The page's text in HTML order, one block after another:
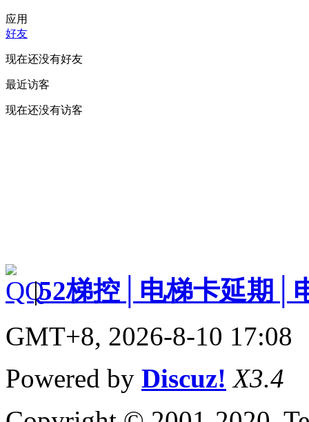
应用
好友
现在还没有好友
最近访客
现在还没有访客
|52梯控│电梯卡延期│
GMT+8, 2026-8-10 17:08
Powered by Discuz! X3.4